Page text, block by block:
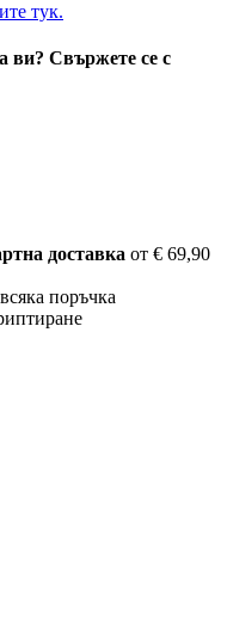
тук.
ви? Свържете се с
доставка от € 69,90
поръчка